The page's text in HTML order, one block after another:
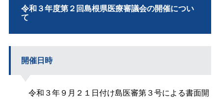
令和３年度第２回島根県医療審議会の開催につい
て
開催日時
令和３年９月２１日付け島医審第３号による書面開